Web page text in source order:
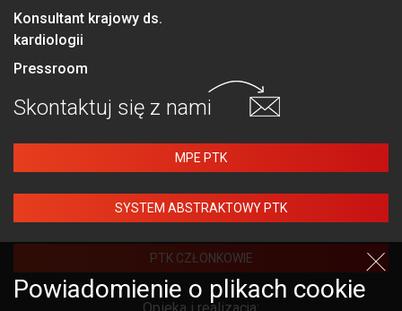
Konsultant krajowy ds.
kardiologii
Pressroom
Skontaktuj się z nami
MPE PTK
SYSTEM ABSTRAKTOWY PTK
PTK CZŁONKOWIE
Powiadomienie o plikach cookie